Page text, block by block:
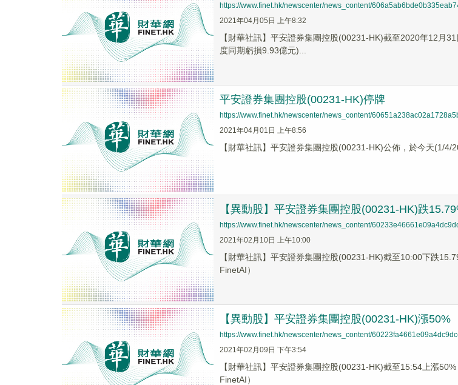
https://www.finet.hk/newscenter/news_content/
2021年04月05日 上午8:32
【財華社訊】平安證券集團控股(00231-HK)截至2020年12月
度同期虧損9.93億元)...
平安證券集團控股(00231-HK)停牌
https://www.finet.hk/newscenter/news_content/
2021年04月01日 上午8:56
【財華社訊】平安證券集團控股(00231-HK)公佈，於今天(1/4/
【異動股】平安證券集團控股(00231-HK)跌
https://www.finet.hk/newscenter/news_content/
2021年02月10日 上午10:00
【財華社訊】平安證券集團控股(00231-HK)截至10:00下跌
FinetAI）
【異動股】平安證券集團控股(00231-HK)漲50%
https://www.finet.hk/newscenter/news_content/
2021年02月09日 下午3:54
【財華社訊】平安證券集團控股(00231-HK)截至15:54上漲
FinetAI）